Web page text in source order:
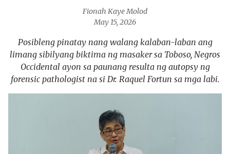
Fionah Kaye Molod
May 15, 2026
Posibleng pinatay nang walang kalaban-laban ang
limang sibilyang biktima ng masaker sa Toboso, Negros
Occidental ayon sa paunang resulta ng autopsy ng
forensic pathologist na si Dr. Raquel Fortun sa mga labi.